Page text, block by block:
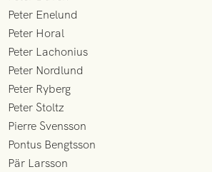
Peter Enelund
Peter Horal
Peter Lachonius
Peter Nordlund
Peter Ryberg
Peter Stoltz
Pierre Svensson
Pontus Bengtsson
Pär Larsson